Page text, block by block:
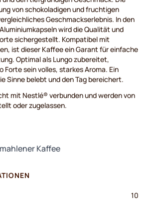
von schokoladigen und fruchtigen
Geschmackserlebnis. In den
wird die Qualität und
sichergestellt. Kompatibel mit
ist dieser Kaffee ein Garant für einfache
Optimal als Lungo zubereitet,
sein volles, starkes Aroma. Ein
Sinne belebt und den Tag bereichert.
mit Nestlé® verbunden und werden von
oder zugelassen.
Kaffee
10